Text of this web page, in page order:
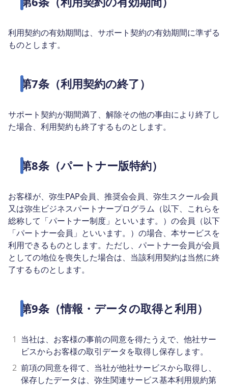
利用契約の有効期間は、サポート契約の有効期間に準ずる
ものとします。
第7条（利用契約の終了）
サポート契約が期間満了、解除その他の事由により終了し
た場合、利用契約も終了するものとします。
第8条（パートナー版特約）
お客様が、弥生PAP会員、推奨会会員、弥生スクール会員
又は弥生ビジネスパートナープログラム（以下、これらを
総称して「パートナー制度」といいます。）の会員（以下
「パートナー会員」といいます。）の場合、本サービスを
利用できるものとします。ただし、パートナー会員が会員
としての地位を喪失した場合は、当該利用契約は当然に終
了するものとします。
第9条（情報・データの取得と利用）
1 当社は、お客様の事前の同意を得たうえで、他社サー
ビスからお客様の取引データを取得し保存します。
2 前項の同意を得て、当社が他社サービスから取得し、
保存したデータは、弥生関連サービス基本利用規約第